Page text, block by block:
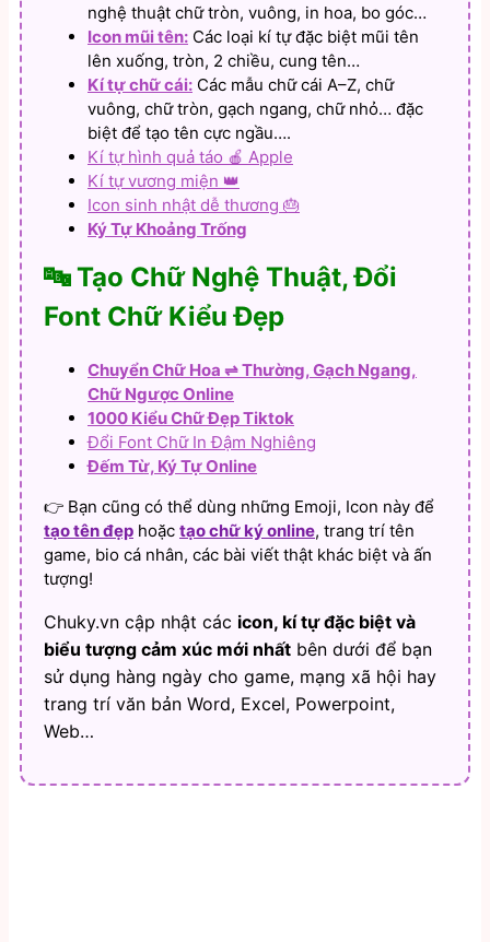
nghệ thuật chữ tròn, vuông, in hoa, bo góc…
Icon mũi tên: Các loại kí tự đặc biệt mũi tên
lên xuống, tròn, 2 chiều, cung tên…
Kí tự chữ cái: Các mẫu chữ cái A–Z, chữ
vuông, chữ tròn, gạch ngang, chữ nhỏ… đặc
biệt để tạo tên cực ngầu….
Kí tự hình quả táo 🍎 Apple
Kí tự vương miện 👑
Icon sinh nhật dễ thương 🎂
Ký Tự Khoảng Trống
🔤 Tạo Chữ Nghệ Thuật, Đổi
Font Chữ Kiểu Đẹp
Chuyển Chữ Hoa ⇌ Thường, Gạch Ngang,
Chữ Ngược Online
1000 Kiểu Chữ Đẹp Tiktok
Đổi Font Chữ In Đậm Nghiêng
Đếm Từ, Ký Tự Online
👉 Bạn cũng có thể dùng những Emoji, Icon này để
tạo tên đẹp hoặc tạo chữ ký online, trang trí tên
game, bio cá nhân, các bài viết thật khác biệt và ấn
tượng!
Chuky.vn cập nhật các icon, kí tự đặc biệt và
biểu tượng cảm xúc mới nhất bên dưới để bạn
sử dụng hàng ngày cho game, mạng xã hội hay
trang trí văn bản Word, Excel, Powerpoint,
Web…